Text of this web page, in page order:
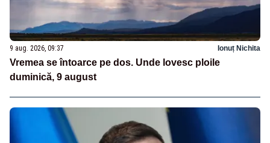
9 aug. 2026, 09:37 Ionuț Nichita
Vremea se întoarce pe dos. Unde lovesc ploile
duminică, 9 august